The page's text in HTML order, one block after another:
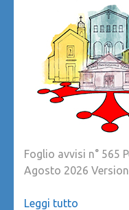
Foglio avvisi n° 565
Agosto 2026
Leggi tutto